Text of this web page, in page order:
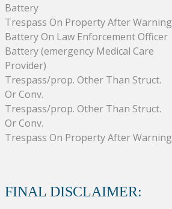
Battery
Trespass On Property After Warning
Battery On Law Enforcement Officer
Battery (emergency Medical Care
Provider)
Trespass/prop. Other Than Struct.
Or Conv.
Trespass/prop. Other Than Struct.
Or Conv.
Trespass On Property After Warning
FINAL DISCLAIMER: